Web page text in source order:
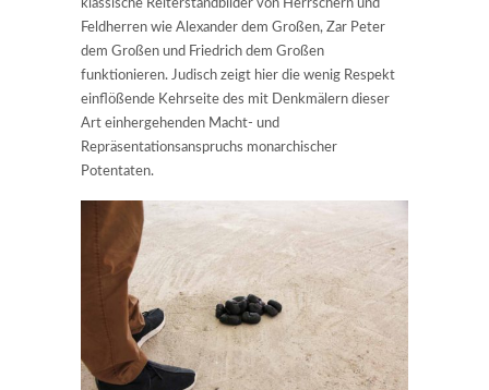
klassische Reiterstandbilder von Herrschern und
Feldherren wie Alexander dem Großen, Zar Peter
dem Großen und Friedrich dem Großen
funktionieren. Judisch zeigt hier die wenig Respekt
einflößende Kehrseite des mit Denkmälern dieser
Art einhergehenden Macht- und
Repräsentationsanspruchs monarchischer
Potentaten.